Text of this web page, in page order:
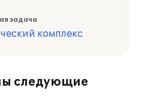
задача
комплекс
следующие